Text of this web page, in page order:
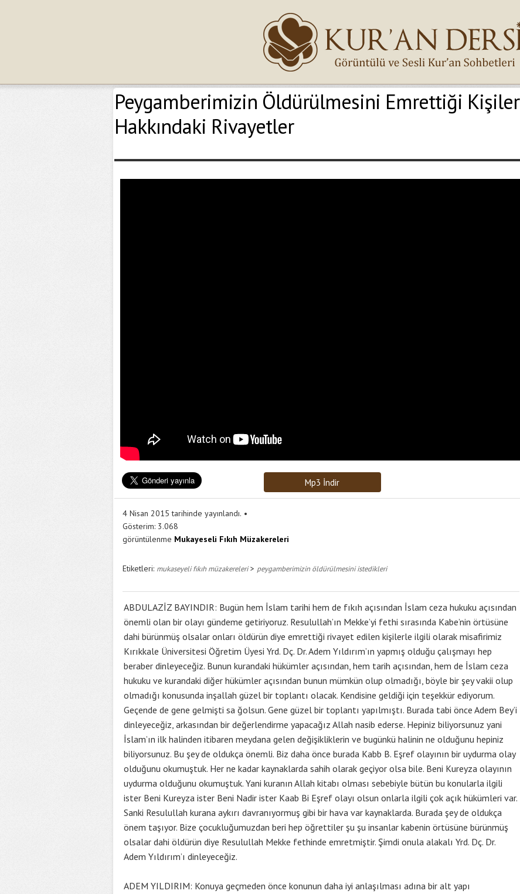
Peygamberimizin Öldürülmesini Emrettiği Kişiler
Hakkındaki Rivayetler
Mp3 İndir
4 Nisan 2015 tarihinde yayınlandı.
Gösterim: 3.068
görüntülenme Mukayeseli Fıkıh Müzakereleri
Etiketleri: mukaseyeli fıkıh müzakereleri> peygamberimizin öldürülmesini istedikleri
ABDULAZİZ BAYINDIR: Bugün hem İslam tarihi hem de fıkıh açısından İslam ceza hukuku açısından
önemli olan bir olayı gündeme getiriyoruz. Resulullah’ın Mekke’yi fethi sırasında Kabe’nin örtüsüne
dahi bürünmüş olsalar onları öldürün diye emrettiği rivayet edilen kişilerle ilgili olarak misafirimiz
Kırıkkale Üniversitesi Öğretim Üyesi Yrd. Dç. Dr. Adem Yıldırım’ın yapmış olduğu çalışmayı hep
beraber dinleyeceğiz. Bunun kurandaki hükümler açısından, hem tarih açısından, hem de İslam ceza
hukuku ve kurandaki diğer hükümler açısından bunun mümkün olup olmadığı, böyle bir şey vakii olup
olmadığı konusunda inşallah güzel bir toplantı olacak. Kendisine geldiği için teşekkür ediyorum.
Geçende de gene gelmişti sa ğolsun. Gene güzel bir toplantı yapılmıştı. Burada tabi önce Adem Bey’i
dinleyeceğiz, arkasından bir değerlendirme yapacağız Allah nasib ederse. Hepiniz biliyorsunuz yani
İslam’ın ilk halinden itibaren meydana gelen değişikliklerin ve bugünkü halinin ne olduğunu hepiniz
biliyorsunuz. Bu şey de oldukça önemli. Biz daha önce burada Kabb B. Eşref olayının bir uydurma olay
olduğunu okumuştuk. Her ne kadar kaynaklarda sahih olarak geçiyor olsa bile. Beni Kureyza olayının
uydurma olduğunu okumuştuk. Yani kuranın Allah kitabı olması sebebiyle bütün bu konularla ilgili
ister Beni Kureyza ister Beni Nadir ister Kaab Bi Eşref olayı olsun onlarla ilgili çok açık hükümleri var.
Sanki Resulullah kurana aykırı davranıyormuş gibi bir hava var kaynaklarda. Burada şey de oldukça
önem taşıyor. Bize çocukluğumuzdan beri hep öğrettiler şu şu insanlar kabenin örtüsüne bürünmüş
olsalar dahi öldürün diye Resulullah Mekke fethinde emretmiştir. Şimdi onula alakalı Yrd. Dç. Dr.
Adem Yıldırım’ı dinleyeceğiz.
ADEM YILDIRIM: Konuya geçmeden önce konunun daha iyi anlaşılması adına bir alt yapı